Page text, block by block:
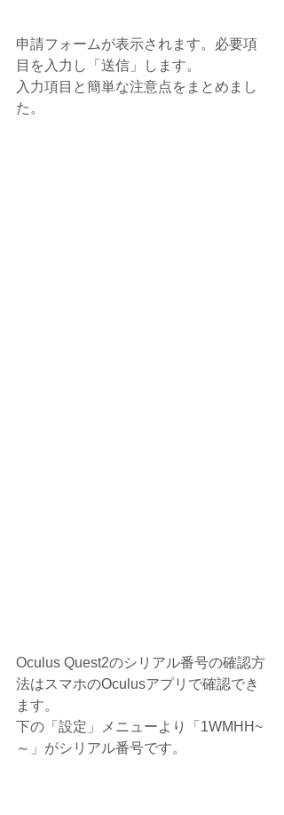
申請フォームが表示されます。必要項
目を入力し「送信」します。
入力項目と簡単な注意点をまとめまし
た。
Oculus Quest2のシリアル番号の確認方
法はスマホのOculusアプリで確認でき
ます。
下の「設定」メニューより「1WMHH~
～」がシリアル番号です。